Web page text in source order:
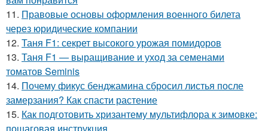
11. Правовые основы оформления военного билета
через юридические компании
12. Таня F1: секрет высокого урожая помидоров
13. Таня F1 — выращивание и уход за семенами
томатов Seminis
14. Почему фикус бенджамина сбросил листья после
замерзания? Как спасти растение
15. Как подготовить хризантему мультифлора к зимовке: